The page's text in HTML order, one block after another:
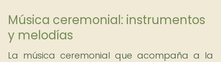
Música ceremonial: instrumentos
y melodías
La música ceremonial que acompaña a la